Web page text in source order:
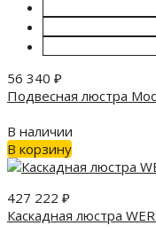
56 340 ₽
Подвесная люстра
В наличии
В корзину
427 222 ₽
Каскадная люстра